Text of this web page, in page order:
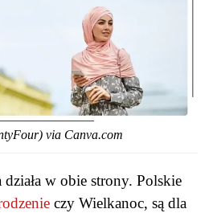
via Canva.com
w obie strony. Polskie
czy Wielkanoc, są dla